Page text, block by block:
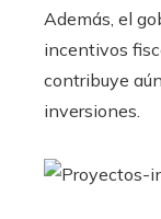
Además, el
incentivos
contribuye
inversiones.